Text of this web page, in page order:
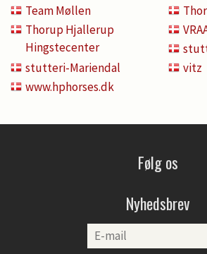
Team Møllen
Thorup Hjallerup
Hingstecenter
stutteri-Mariendal
vitz
www.hphorses.dk
Følg os
Nyhedsbrev